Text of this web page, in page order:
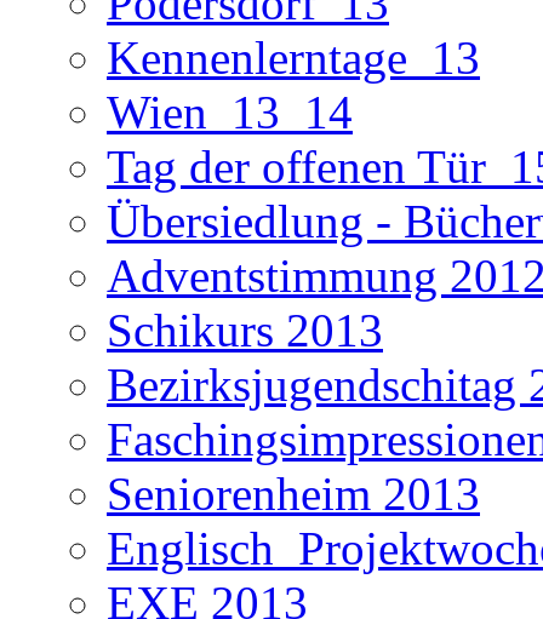
Kennenlerntage_13
Wien_13_14
Tag der offenen
Übersiedlung -
Adventstimmung
Schikurs 2013
Bezirksjugendschitag
Seniorenheim 2013
EXE 2013